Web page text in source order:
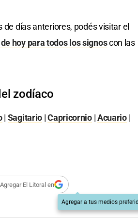
días anteriores, podés visitar el
hoy para todos los signoscon las
zodíaco
| Sagitario |Capricornio|Acuario|
El Litoral en
Agregar a tus medios